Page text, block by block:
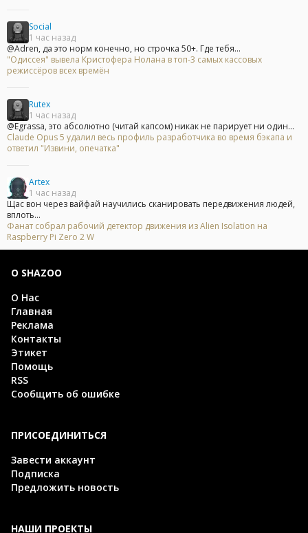
Social
1 час назад
@Adren, да это норм конечно, но строчка 50+. Где тебя...
"Одиссея" вывела Кристофера Нолана в топ-3 самых кассовых
режиссёров всех времён
Rutex
1 час назад
@Egrassa, это абсолютно (читай капсом) никак не парирует ни один...
Claude Opus 5 удалил весь профиль разработчика во время бэкапа и
ответил "Извини, опечатка"
Artex
1 час назад
Щас вон через вайфай научились сканировать передвижения людей,
вплоть...
Фанат собрал рабочий детектор движения из Alien Isolation на
Raspberry Pi Zero 2 W
О SHAZOO
О Нас
Главная
Реклама
Контакты
Этикет
Помощь
RSS
Сообщить об ошибке
ПРИСОЕДИНИТЬСЯ
Завести аккаунт
Подписка
Предложить новость
НАШИ ПРОЕКТЫ